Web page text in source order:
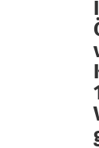
Passwort